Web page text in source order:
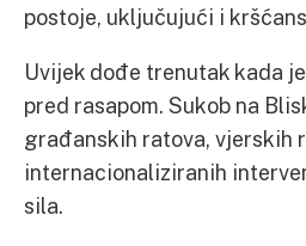
postoje, uključujući i
Uvijek dođe trenutak kada
pred rasapom. Sukob na
građanskih ratova, vjerskih
internacionaliziranih
sila.